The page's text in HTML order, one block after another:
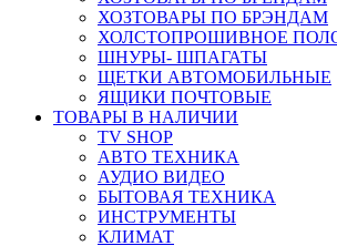
ХОЗТОВАРЫ ПО БРЭНДАМ
ХОЛСТОПРОШИВНОЕ
ШНУРЫ- ШПАГАТЫ
ЩЕТКИ АВТОМОБИЛЬНЫЕ
ЯЩИКИ ПОЧТОВЫЕ
ТОВАРЫ В НАЛИЧИИ
TV SHOP
АВТО ТЕХНИКА
АУДИО ВИДЕО
БЫТОВАЯ ТЕХНИКА
ИНСТРУМЕНТЫ
КЛИМАТ